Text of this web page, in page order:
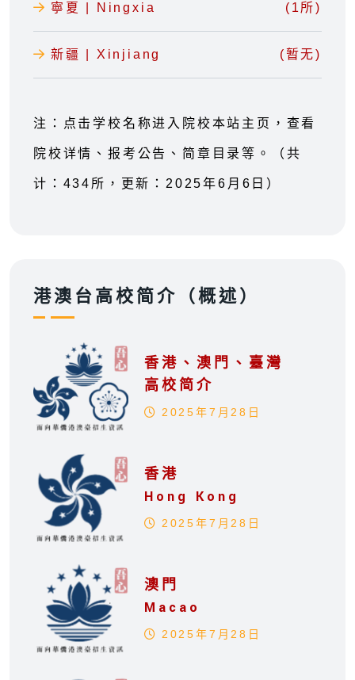
寧夏 | Ningxia (1所)
新疆 | Xinjiang (暂无)
注：点击学校名称进入院校本站主页，查看
院校详情、报考公告、简章目录等。（共
计：434所，更新：2025年6月6日）
港澳台高校简介（概述）
香港、澳門、臺灣
高校简介
2025年7月28日
香港
Hong Kong
2025年7月28日
澳門
Macao
2025年7月28日